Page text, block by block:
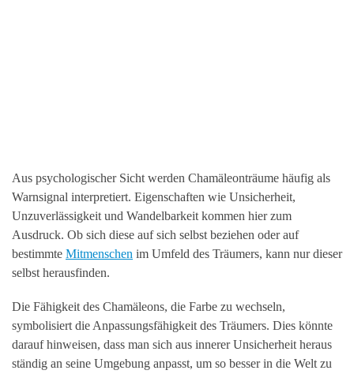
Aus psychologischer Sicht werden Chamäleonträume häufig als
Warnsignal interpretiert. Eigenschaften wie Unsicherheit,
Unzuverlässigkeit und Wandelbarkeit kommen hier zum
Ausdruck. Ob sich diese auf sich selbst beziehen oder auf
bestimmte Mitmenschen im Umfeld des Träumers, kann nur dieser
selbst herausfinden.
Die Fähigkeit des Chamäleons, die Farbe zu wechseln,
symbolisiert die Anpassungsfähigkeit des Träumers. Dies könnte
darauf hinweisen, dass man sich aus innerer Unsicherheit heraus
ständig an seine Umgebung anpasst, um so besser in die Welt zu